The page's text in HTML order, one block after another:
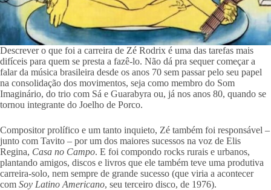
Descrever o que foi a carreira de Zé Rodrix é uma das tarefas mais
difíceis para quem se presta a fazê-lo. Não dá pra sequer começar a
falar da música brasileira desde os anos 70 sem passar pelo seu papel
na consolidação dos movimentos, seja como membro do Som
Imaginário, do trio com Sá e Guarabyra ou, já nos anos 80, quando se
tornou integrante do Joelho de Porco.
Compositor prolífico e um tanto inquieto, Zé também foi responsável –
junto com Tavito – por um dos maiores sucessos na voz de Elis
Regina, Casa no Campo. E foi compondo rocks rurais e urbanos,
plantando amigos, discos e livros que ele também teve uma produtiva
carreira-solo, nem sempre de grande sucesso (que viria a acontecer
com Soy Latino Americano, seu terceiro disco, de 1976).